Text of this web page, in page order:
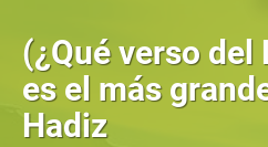
(¿Qué verso del
es el más
Hadiz